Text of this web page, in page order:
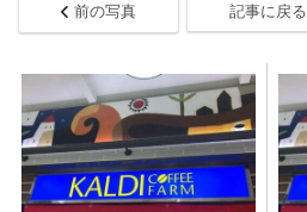
前の写真 記事に戻る